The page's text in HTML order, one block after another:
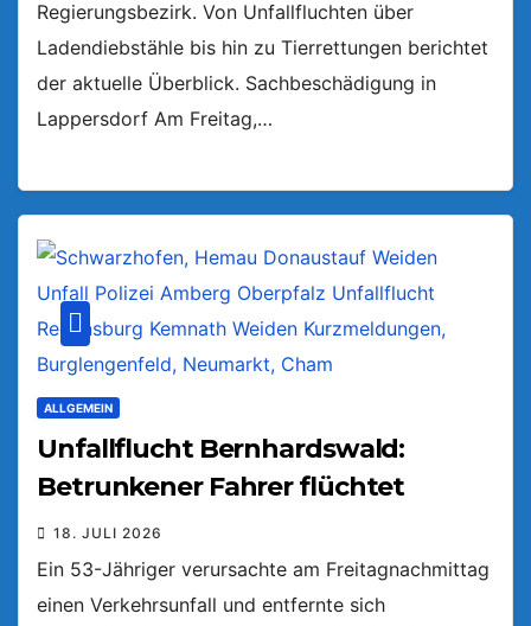
Regierungsbezirk. Von Unfallfluchten über
Ladendiebstähle bis hin zu Tierrettungen berichtet
der aktuelle Überblick. Sachbeschädigung in
Lappersdorf Am Freitag,…
ALLGEMEIN
Unfallflucht Bernhardswald:
Betrunkener Fahrer flüchtet
18. JULI 2026
Ein 53-Jähriger verursachte am Freitagnachmittag
einen Verkehrsunfall und entfernte sich